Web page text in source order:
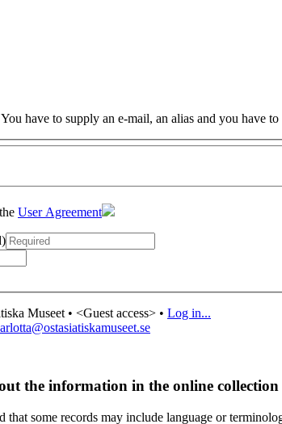
have to supply an e-mail, an alias and you have
User Agreement
Museet • <Guest access> • Log in...
the information in the online collection
that some records may include language or